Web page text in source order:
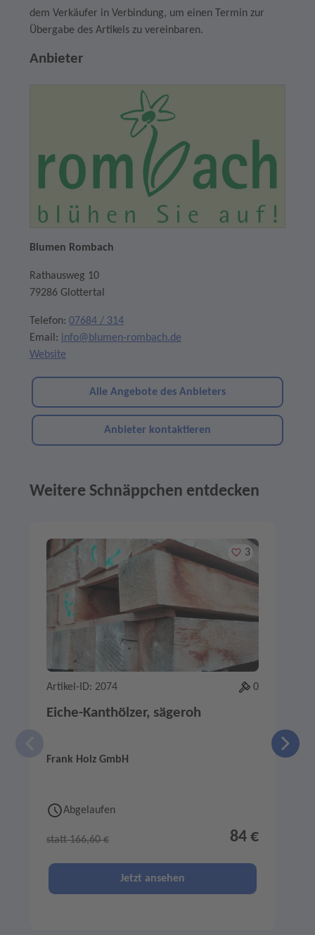
dem Verkäufer in Verbindung, um einen Termin zur
Übergabe des Artikels zu vereinbaren.
Anbieter
Blumen Rombach
Rathausweg 10
79286 Glottertal
Telefon: 07684 / 314
Email: info@blumen-rombach.de
Website
Alle Angebote des Anbieters
Anbieter kontaktieren
Weitere Schnäppchen entdecken
Merken
3
Artikel-ID: 2074 0
Eiche-Kanthölzer, sägeroh
Frank Holz GmbH
Abgelaufen
statt 166,60 € 84 €
Jetzt ansehen